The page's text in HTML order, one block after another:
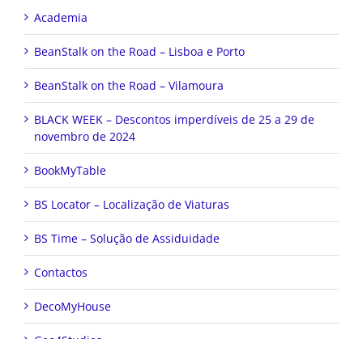
Academia
BeanStalk on the Road – Lisboa e Porto
BeanStalk on the Road – Vilamoura
BLACK WEEK – Descontos imperdíveis de 25 a 29 de
novembro de 2024
BookMyTable
BS Locator – Localização de Viaturas
BS Time – Solução de Assiduidade
Contactos
DecoMyHouse